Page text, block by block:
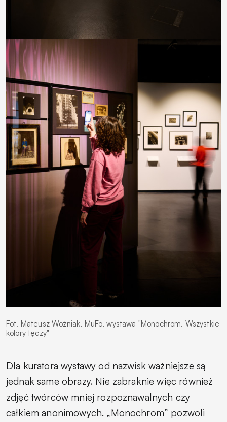
Fot. Mateusz Woźniak, MuFo, wystawa "Monochrom. Wszystkie
kolory tęczy"
Dla kuratora wystawy od nazwisk ważniejsze są
jednak same obrazy. Nie zabraknie więc również
zdjęć twórców mniej rozpoznawalnych czy
całkiem anonimowych. „Monochrom” pozwoli